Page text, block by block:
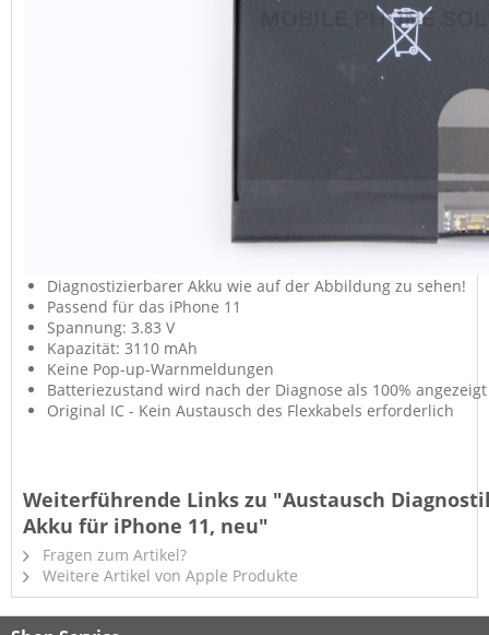
Diagnostizierbarer Akku wie auf der Abbildung zu sehen!
Passend für das iPhone 11
Spannung: 3.83 V
Kapazität: 3110 mAh
Keine Pop-up-Warnmeldungen
Batteriezustand wird nach der Diagnose als 100% angezeigt
Original IC - Kein Austausch des Flexkabels erforderlich
Weiterführende Links zu "Austausch
Akku für iPhone 11, neu"
Fragen zum Artikel?
Weitere Artikel von Apple Produkte